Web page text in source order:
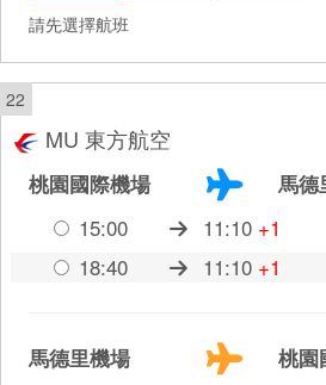
請先選擇航班
22
MU 東方航空
桃園國際機場
馬德
15:00
11:10 +1
18:40
11:10 +1
馬德里機場
桃園